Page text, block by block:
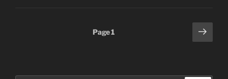
Page1
Page